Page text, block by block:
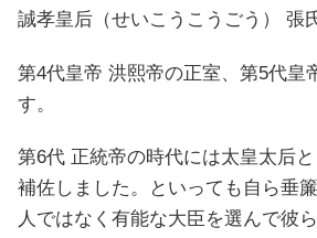
誠孝皇后（せいこうこうごう） 張
第4代皇帝 洪熙帝の正室、第5代皇
す。
第6代 正統帝の時代には太皇太后
補佐しました。といっても自ら垂
人ではなく有能な大臣を選んで彼